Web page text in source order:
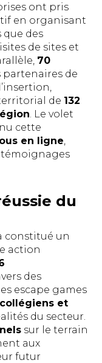
ont pris
en organisant
que des
de sites et
70
partenaires de
de 132
. Le volet
cette
en ligne
du
constitué un
action
des
escape games
et
du secteur.
sur le terrain
aux
futur